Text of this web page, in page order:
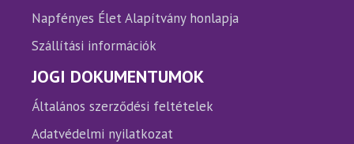
Napfényes Élet Alapítvány honlapja
Szállítási információk
JOGI DOKUMENTUMOK
Általános szerződési feltételek
Adatvédelmi nyilatkozat